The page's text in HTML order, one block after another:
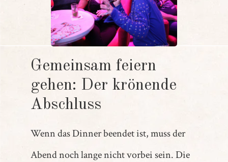
Gemeinsam feiern
gehen: Der krönende
Abschluss
Wenn das Dinner beendet ist, muss der
Abend noch lange nicht vorbei sein. Die